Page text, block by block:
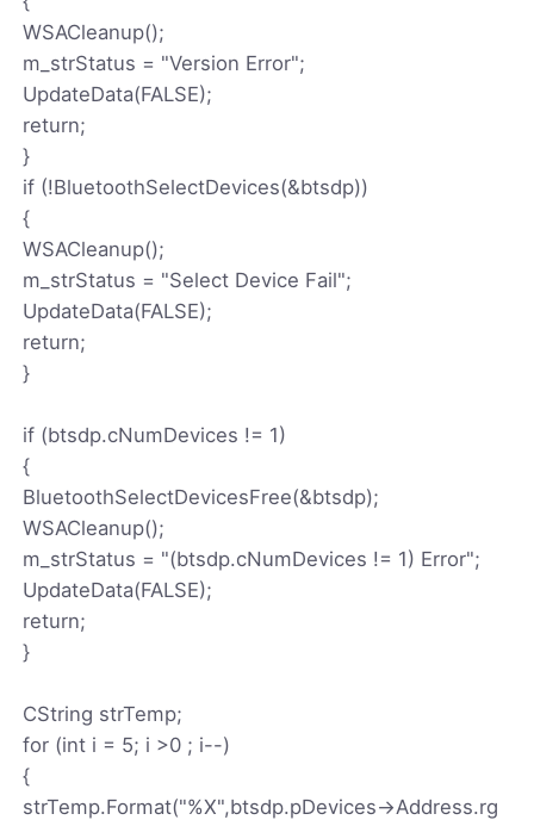
WSACleanup();
m_strStatus = "Version Error";
UpdateData(FALSE);
return;
}
if (!BluetoothSelectDevices(&btsdp))
{
WSACleanup();
m_strStatus = "Select Device Fail";
UpdateData(FALSE);
return;
}
if (btsdp.cNumDevices != 1)
{
BluetoothSelectDevicesFree(&btsdp);
WSACleanup();
m_strStatus = "(btsdp.cNumDevices != 1) Error";
UpdateData(FALSE);
return;
}
CString strTemp;
for (int i = 5; i >0 ; i--)
{
strTemp.Format("%X",btsdp.pDevices->Address.rg